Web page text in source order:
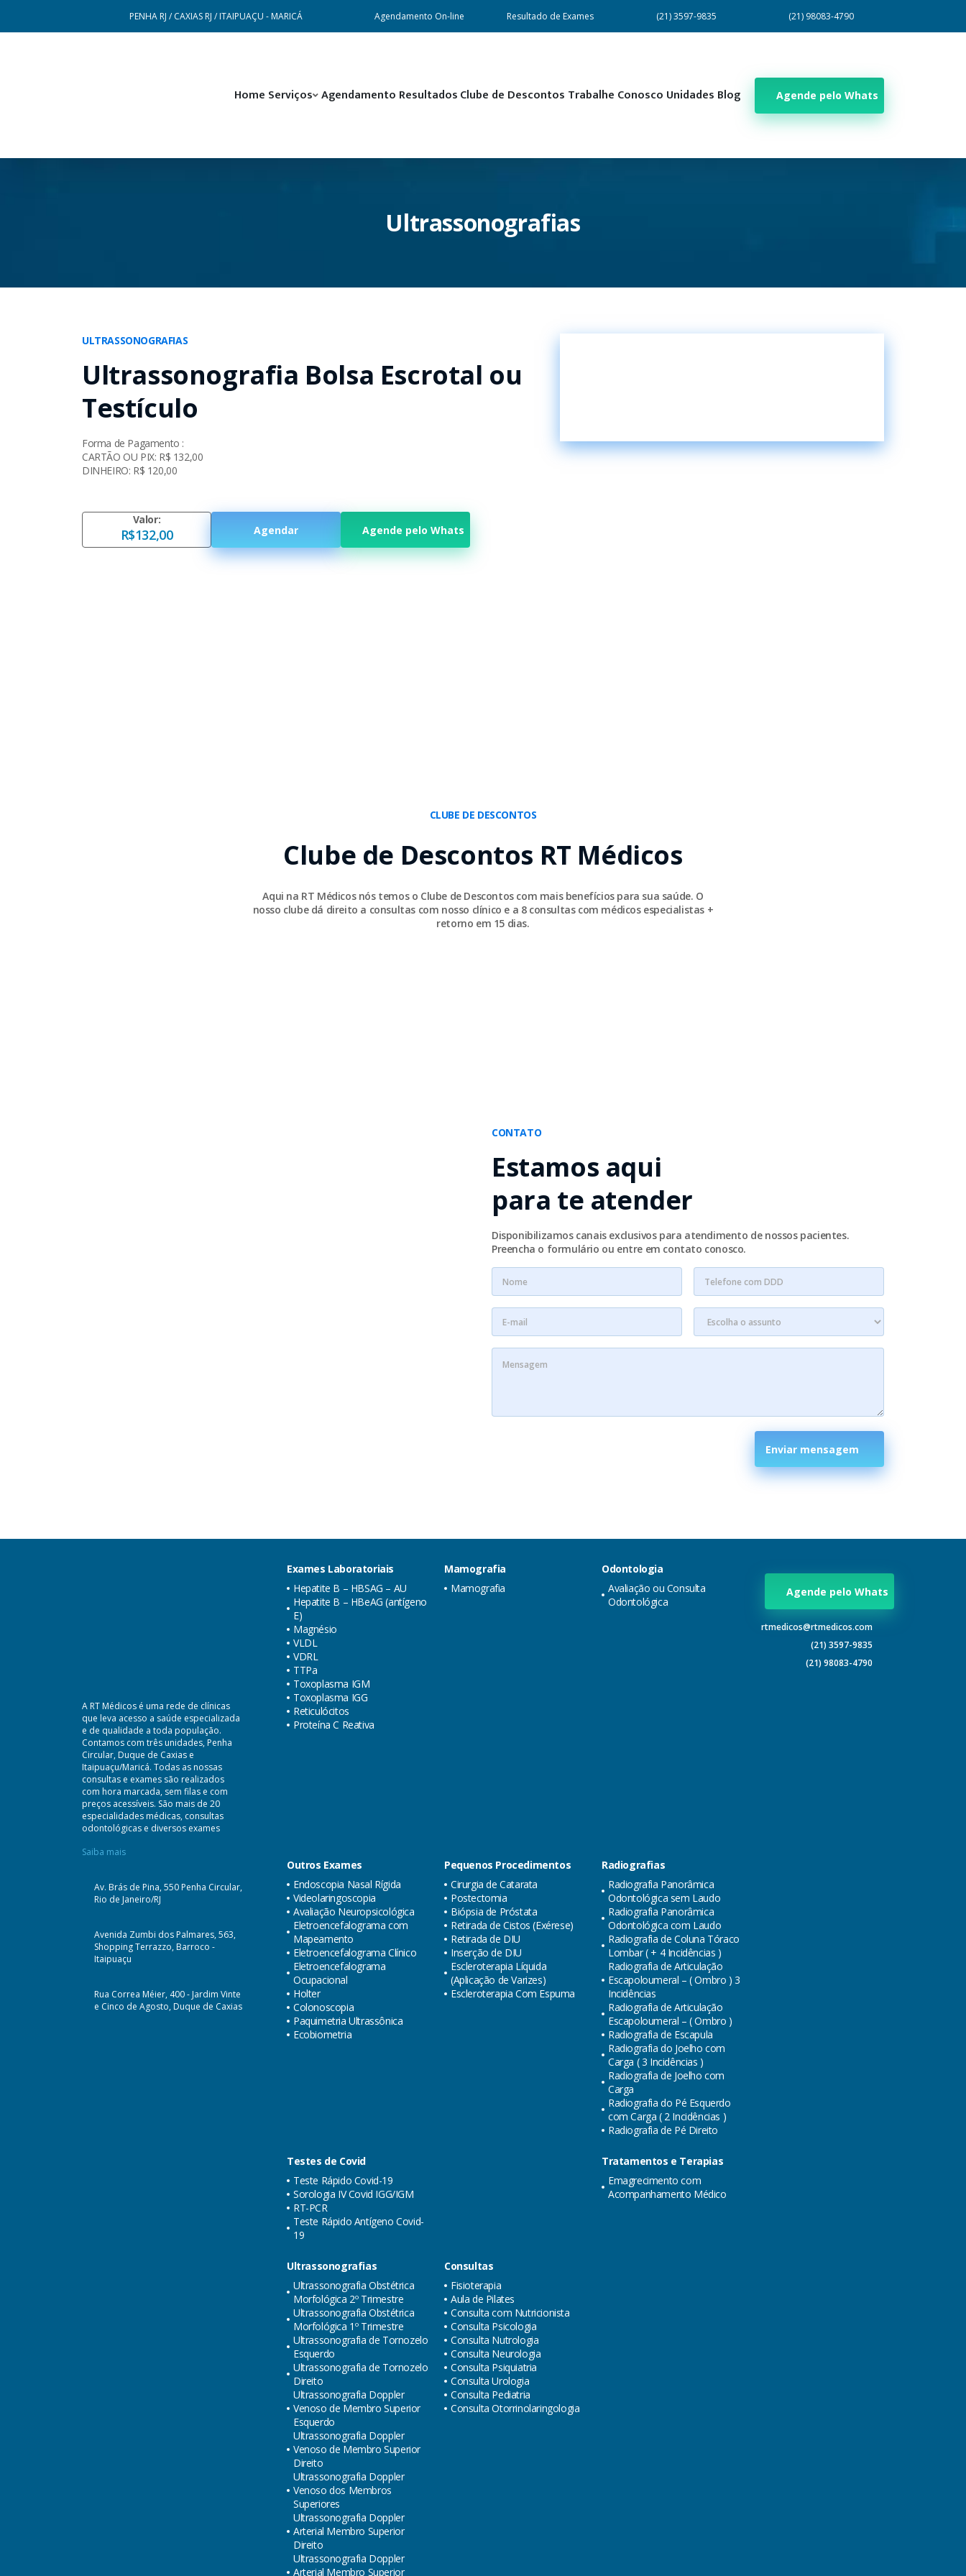
PENHA RJ / CAXIAS RJ / ITAIPUAÇU - MARICÁ Agendamento On-line Resultado de Exames (21) 3597-9835 (21) 98083-4790
Home Serviços Agendamento ResultadosClube de Descontos Trabalhe Conosco Unidades Blog Agende pelo Whats
Ultrassonografias
ULTRASSONOGRAFIAS
Ultrassonografia Bolsa Escrotal ou
Testículo
Forma de Pagamento :
CARTÃO OU PIX: R$ 132,00
DINHEIRO: R$ 120,00
Valor:
R$132,00 Agendar Agende pelo Whats
CLUBE DE DESCONTOS
Clube de Descontos RT Médicos
Aqui na RT Médicos nós temos o Clube de Descontos com mais benefícios para sua saúde. O
nosso clube dá direito a consultas com nosso clínico e a 8 consultas com médicos especialistas +
retorno em 15 dias.
CONTATO
Estamos aqui
para te atender
Disponibilizamos canais exclusivos para atendimento de nossos pacientes.
Preencha o formulário ou entre em contato conosco.
Enviar mensagem
A RT Médicos é uma rede de clínicas
que leva acesso a saúde especializada
e de qualidade a toda população.
Contamos com três unidades, Penha
Circular, Duque de Caxias e
Itaipuaçu/Maricá. Todas as nossas
consultas e exames são realizados
com hora marcada, sem filas e com
preços acessíveis. São mais de 20
especialidades médicas, consultas
odontológicas e diversos exames
Saiba mais
Av. Brás de Pina, 550 Penha Circular,
Rio de Janeiro/RJ
Avenida Zumbi dos Palmares, 563,
Shopping Terrazzo, Barroco -
Itaipuaçu
Rua Correa Méier, 400 - Jardim Vinte
e Cinco de Agosto, Duque de Caxias
Exames Laboratoriais
Hepatite B – HBSAG – AU
Hepatite B – HBeAG (antígeno
E)
Magnésio
VLDL
VDRL
TTPa
Toxoplasma IGM
Toxoplasma IGG
Reticulócitos
Proteína C Reativa
Mamografia
Mamografia
Odontologia
Avaliação ou Consulta
Odontológica
Outros Exames
Endoscopia Nasal Rígida
Videolaringoscopia
Avaliação Neuropsicológica
Eletroencefalograma com
Mapeamento
Eletroencefalograma Clínico
Eletroencefalograma
Ocupacional
Holter
Colonoscopia
Paquimetria Ultrassônica
Ecobiometria
Pequenos Procedimentos
Cirurgia de Catarata
Postectomia
Biópsia de Próstata
Retirada de Cistos (Exérese)
Retirada de DIU
Inserção de DIU
Escleroterapia Líquida
(Aplicação de Varizes)
Escleroterapia Com Espuma
Radiografias
Radiografia Panorâmica
Odontológica sem Laudo
Radiografia Panorâmica
Odontológica com Laudo
Radiografia de Coluna Tóraco
Lombar ( + 4 Incidências )
Radiografia de Articulação
Escapoloumeral – ( Ombro ) 3
Incidências
Radiografia de Articulação
Escapoloumeral – ( Ombro )
Radiografia de Escapula
Radiografia do Joelho com
Carga ( 3 Incidências )
Radiografia de Joelho com
Carga
Radiografia do Pé Esquerdo
com Carga ( 2 Incidências )
Radiografia de Pé Direito
Testes de Covid
Teste Rápido Covid-19
Sorologia IV Covid IGG/IGM
RT-PCR
Teste Rápido Antígeno Covid-
19
Tratamentos e Terapias
Emagrecimento com
Acompanhamento Médico
Ultrassonografias
Ultrassonografia Obstétrica
Morfológica 2º Trimestre
Ultrassonografia Obstétrica
Morfológica 1º Trimestre
Ultrassonografia de Tornozelo
Esquerdo
Ultrassonografia de Tornozelo
Direito
Ultrassonografia Doppler
Venoso de Membro Superior
Esquerdo
Ultrassonografia Doppler
Venoso de Membro Superior
Direito
Ultrassonografia Doppler
Venoso dos Membros
Superiores
Ultrassonografia Doppler
Arterial Membro Superior
Direito
Ultrassonografia Doppler
Arterial Membro Superior
Consultas
Fisioterapia
Aula de Pilates
Consulta com Nutricionista
Consulta Psicologia
Consulta Nutrologia
Consulta Neurologia
Consulta Psiquiatria
Consulta Urologia
Consulta Pediatria
Consulta Otorrinolaringologia
Agende pelo Whats
rtmedicos@rtmedicos.com
(21) 3597-9835
(21) 98083-4790